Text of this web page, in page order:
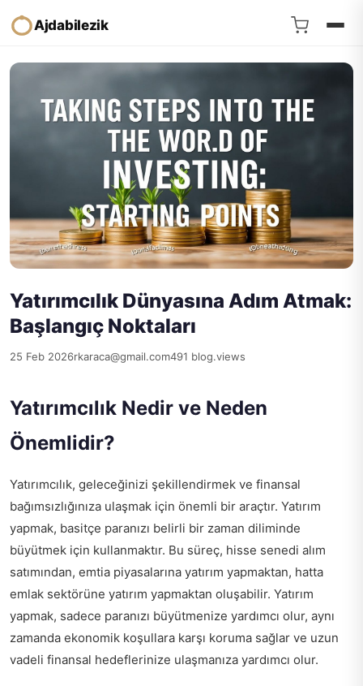
Ajdabilezik
Yatırımcılık Dünyasına Adım Atmak:
Başlangıç Noktaları
25 Feb 2026rkaraca@gmail.com491 blog.views
Yatırımcılık Nedir ve Neden
Önemlidir?
Yatırımcılık, geleceğinizi şekillendirmek ve finansal
bağımsızlığınıza ulaşmak için önemli bir araçtır. Yatırım
yapmak, basitçe paranızı belirli bir zaman diliminde
büyütmek için kullanmaktır. Bu süreç, hisse senedi alım
satımından, emtia piyasalarına yatırım yapmaktan, hatta
emlak sektörüne yatırım yapmaktan oluşabilir. Yatırım
yapmak, sadece paranızı büyütmenize yardımcı olur, aynı
zamanda ekonomik koşullara karşı koruma sağlar ve uzun
vadeli finansal hedeflerinize ulaşmanıza yardımcı olur.